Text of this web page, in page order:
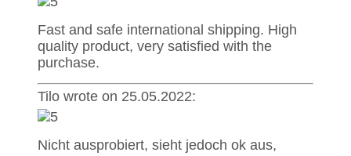
Fast and safe international shipping. High
quality product, very satisfied with the
purchase.
Tilo wrote on 25.05.2022:
Nicht ausprobiert, sieht jedoch ok aus,